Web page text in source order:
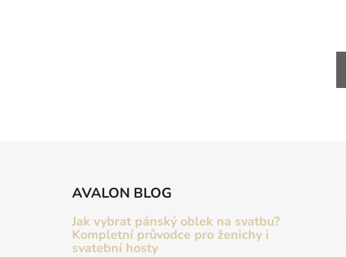
AVALON BLOG
Jak vybrat pánský oblek na svatbu?
Kompletní průvodce pro ženichy i
svatební hosty